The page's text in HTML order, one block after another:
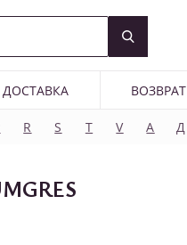
ВОЗВРАТ
R S T V А Д